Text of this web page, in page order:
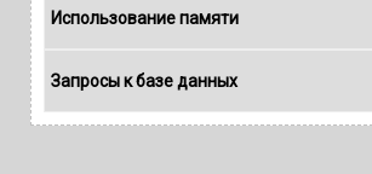
Использование памяти
Запросы к базе данных